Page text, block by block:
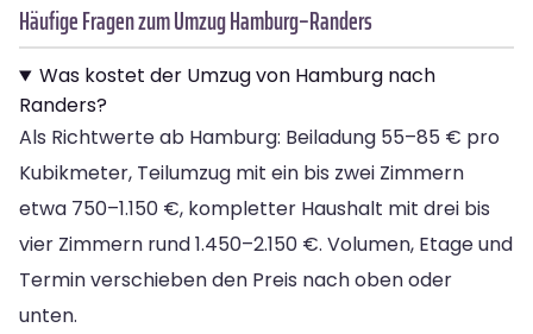
Häufige Fragen zum Umzug Hamburg–Randers
Was kostet der Umzug von Hamburg nach
Randers?
Als Richtwerte ab Hamburg: Beiladung 55–85 € pro
Kubikmeter, Teilumzug mit ein bis zwei Zimmern
etwa 750–1.150 €, kompletter Haushalt mit drei bis
vier Zimmern rund 1.450–2.150 €. Volumen, Etage und
Termin verschieben den Preis nach oben oder
unten.